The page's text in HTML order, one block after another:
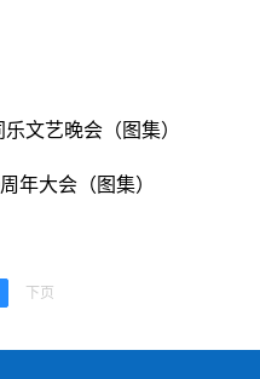
文艺晚会（图集）
年大会（图集）
下页